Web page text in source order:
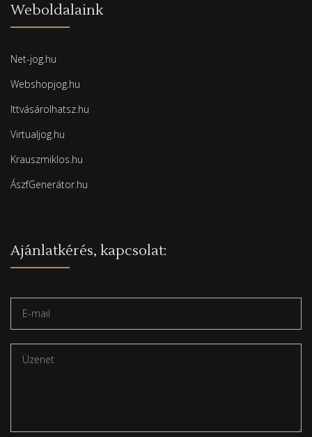
Weboldalaink
Net-jog.hu
Webshopjog.hu
Ittvásárolhatsz.hu
Virtualjog.hu
Krauszmiklos.hu
ÁszfGenerátor.hu
Ajánlatkérés, kapcsolat: